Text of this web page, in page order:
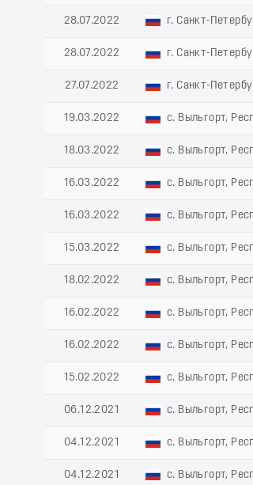
28.07.2022 г. Санкт-
28.07.2022 г. Санкт-
27.07.2022 г. Санкт-
19.03.2022 с. Выльгорт,
18.03.2022 с. Выльгорт,
16.03.2022 с. Выльгорт,
16.03.2022 с. Выльгорт,
15.03.2022 с. Выльгорт,
18.02.2022 с. Выльгорт,
16.02.2022 с. Выльгорт,
16.02.2022 с. Выльгорт,
15.02.2022 с. Выльгорт,
06.12.2021 с. Выльгорт,
04.12.2021 с. Выльгорт,
04.12.2021 с. Выльгорт,